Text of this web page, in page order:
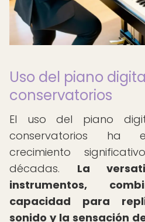
Uso del piano
conservatorios
El uso del piano
conservatorios ha
crecimiento
décadas. La
instrumentos,
capacidad para
sonido y la sensación